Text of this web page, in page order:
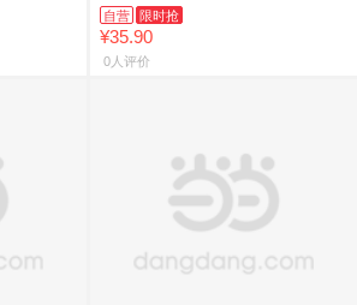
自营 限时抢
¥35.90
0人评价